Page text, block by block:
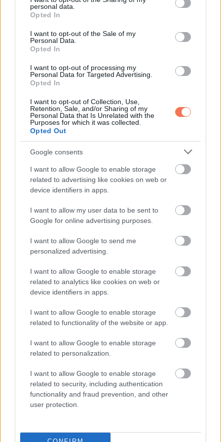
grant or deny consent to Google and its third-party tags to
use your data for below specified purposes in below Google
consent section.
personal data.
Opted In
I want to opt-out of the Sale of my
Personal Data.
Opted In
I want to opt-out of processing my
Personal Data for Targeted Advertising.
Opted In
I want to opt-out of Collection, Use,
Retention, Sale, and/or Sharing of my
Personal Data that Is Unrelated with the
Purposes for which it was collected.
Opted Out
Google consents
I want to allow Google to enable storage
related to advertising like cookies on web or
device identifiers in apps.
I want to allow my user data to be sent to
Google for online advertising purposes.
I want to allow Google to send me
personalized advertising.
I want to allow Google to enable storage
related to analytics like cookies on web or
device identifiers in apps.
I want to allow Google to enable storage
related to functionality of the website or app.
I want to allow Google to enable storage
related to personalization.
I want to allow Google to enable storage
related to security, including authentication
functionality and fraud prevention, and other
user protection.